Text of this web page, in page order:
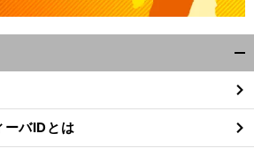
閉
る
ーバIDとは